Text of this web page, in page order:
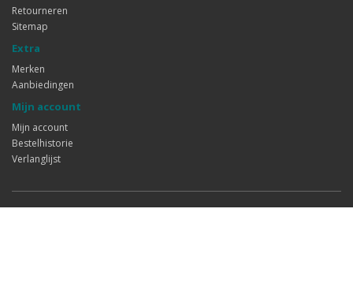
Retourneren
Sitemap
Extra
Merken
Aanbiedingen
Mijn account
Mijn account
Bestelhistorie
Verlanglijst